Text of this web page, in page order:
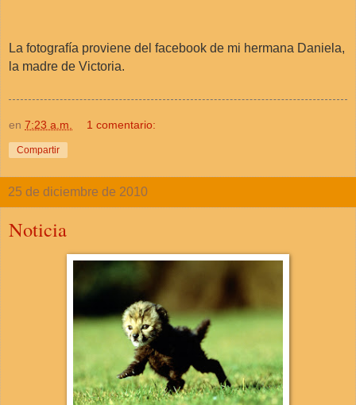
La fotografía proviene del facebook de mi hermana Daniela,
la madre de Victoria.
en 7:23 a.m. 1 comentario:
Compartir
25 de diciembre de 2010
Noticia